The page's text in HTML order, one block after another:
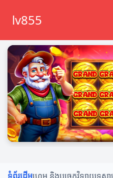
lv855
ទំព័រដើមហ្គេម និងបច្ចេកវិទ្យាយុទ្ធសា